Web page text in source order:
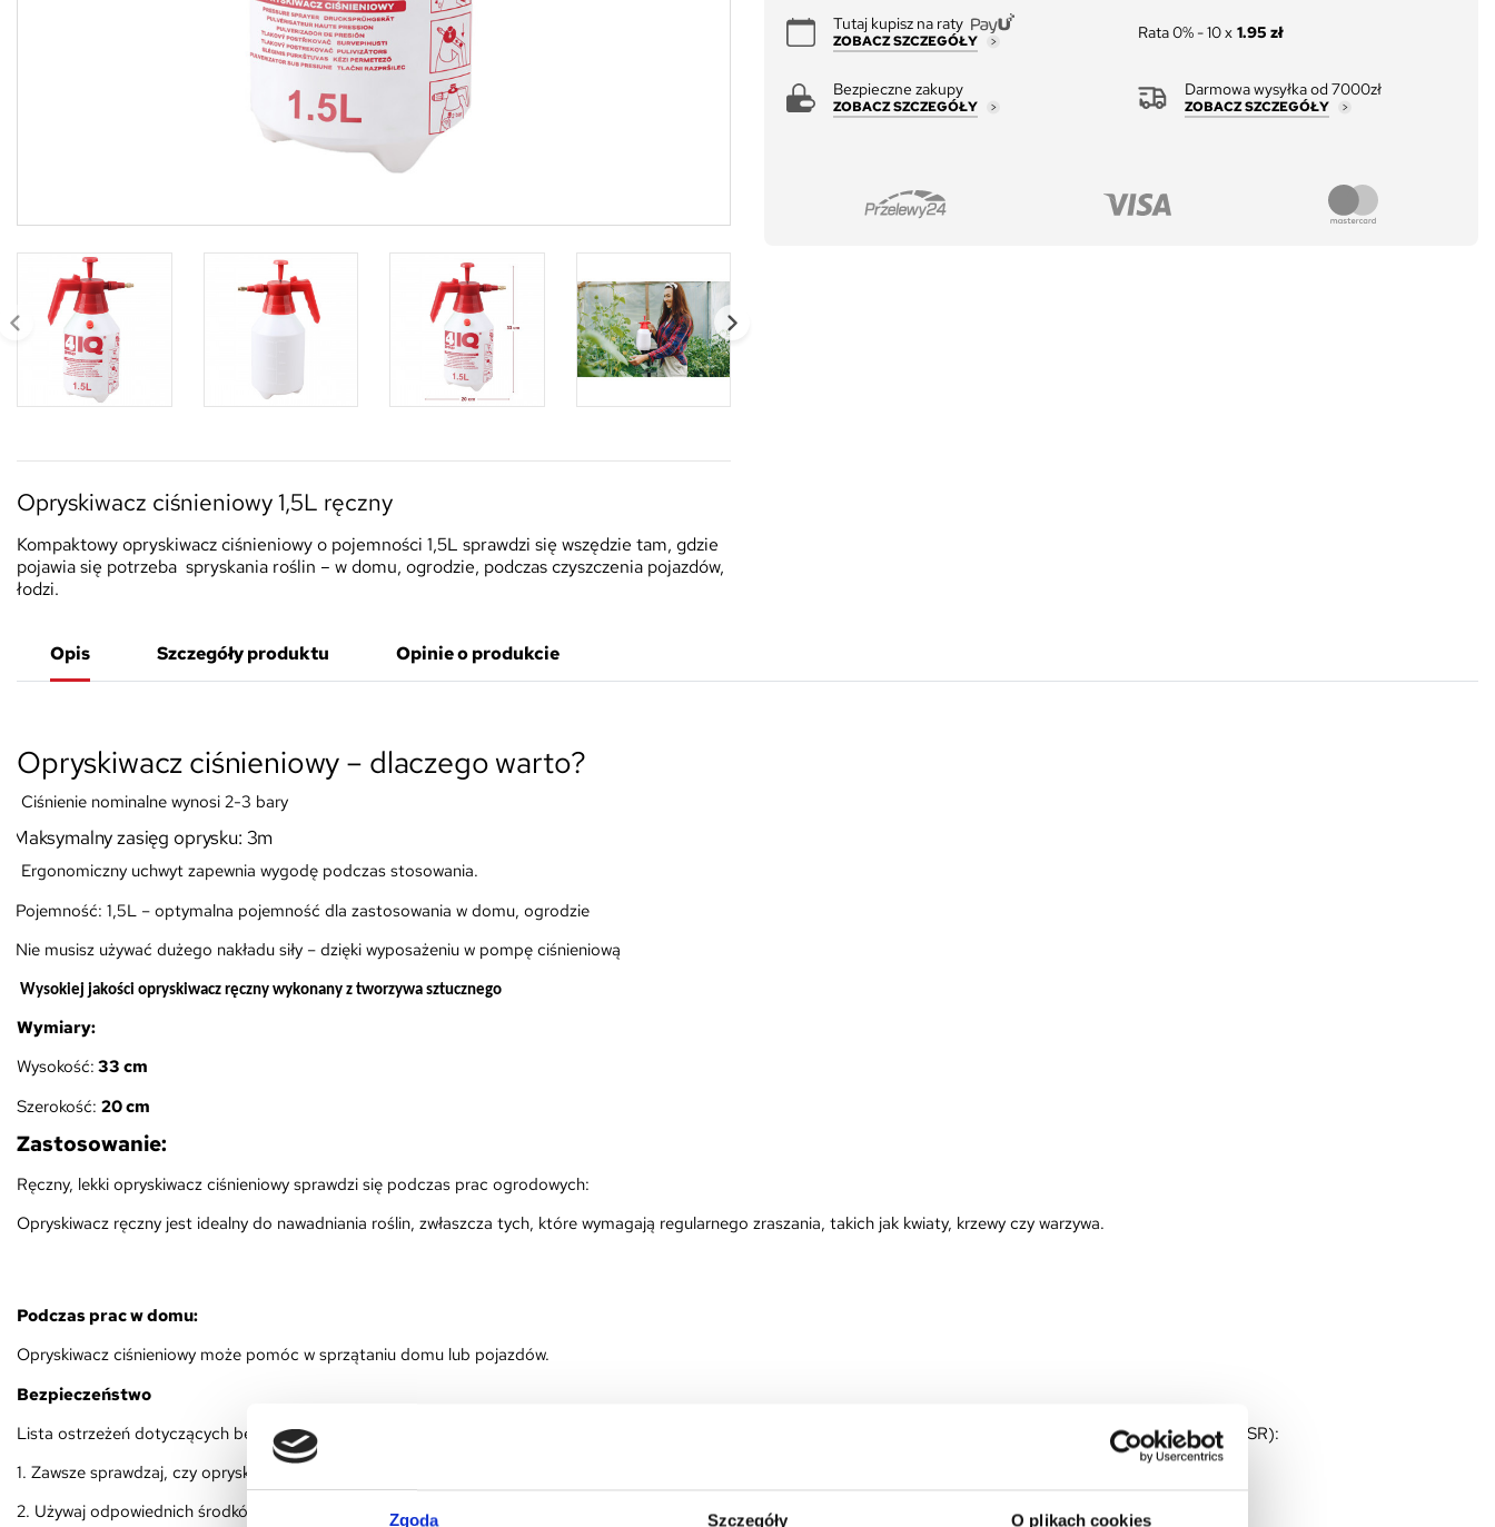
Zgoda Szczegóły O plikach cookies
Opryskiwacz ciśnieniowy 1,5L ręczny
Kompaktowy opryskiwacz ciśnieniowy o pojemności 1,5L sprawdzi się wszędzie tam, gdzie
pojawia się potrzeba spryskania roślin – w domu, ogrodzie, podczas czyszczenia pojazdów,
łodzi.
Tutaj kupisz na raty
ZOBACZ SZCZEGÓŁY Rata 0% - 10 x 1.95 zł
Bezpieczne zakupy
ZOBACZ SZCZEGÓŁY
Darmowa wysyłka od 7000zł
ZOBACZ SZCZEGÓŁY
Opis Szczegóły produktu Opinie o produkcie
Opryskiwacz ciśnieniowy – dlaczego warto?
Ciśnienie nominalne wynosi 2-3 bary
Maksymalny zasięg oprysku: 3m
uchwyt zapewnia wygodę podczas stosowania.
Pojemność: 1,5L – optymalna pojemność dla zastosowania w domu, ogrodzie
Nie musisz używać dużego nakładu siły – dzięki wyposażeniu w pompę ciśnieniową
Wysokiej jakości opryskiwacz ręczny wykonany z tworzywa sztucznego
Wymiary:
Wysokość: 33 cm
Szerokość: 20 cm
Zastosowanie:
Ręczny, lekki opryskiwacz ciśnieniowy sprawdzi się podczas prac ogrodowych:
Opryskiwacz ręczny jest idealny do nawadniania roślin, zwłaszcza tych, które wymagają regularnego zraszania, takich jak kwiaty, krzewy czy warzywa.
Podczas prac w domu:
Opryskiwacz ciśnieniowy może pomóc w sprzątaniu domu lub pojazdów.
Bezpieczeństwo
Lista ostrzeżeń dotyczących bezpieczeństwa opryskiwaczy oparta o wymagania Rozporządzenia (UE) 2023/988 w sprawie ogólnego bezpieczeństwa produktów (GPSR):
1. Zawsze sprawdzaj, czy opryskiwacz jest szczelny przed użyciem. Wyciek substancji chemicznych może być szkodliwy.
2. Używaj odpowiednich środków ochrony osobistej (rękawice, maska, okulary) podczas pracy z opryskiwaczem.